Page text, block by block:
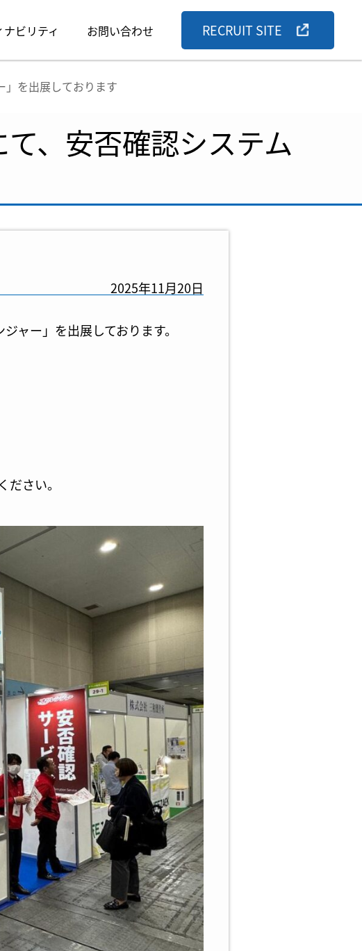
ナビリティ お問い合わせ RECRUIT SITE
」を出展しております
て、安否確認システム
2025年11月20日
ャー」を出展しております。
さい。